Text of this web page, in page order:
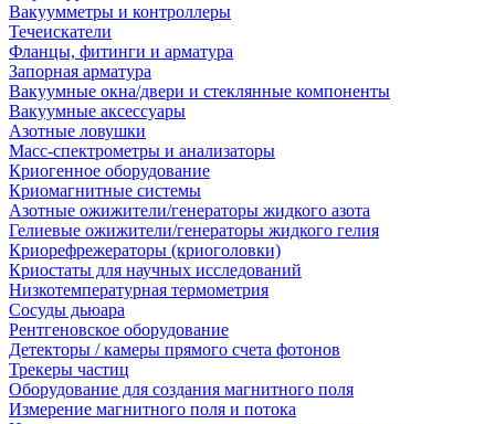
Вакуумметры и контроллеры
Течеискатели
Фланцы, фитинги и арматура
Запорная арматура
Вакуумные окна/двери и стеклянные компоненты
Вакуумные аксессуары
Азотные ловушки
Масс-спектрометры и анализаторы
Криогенное оборудование
Криомагнитные системы
Азотные ожижители/генераторы жидкого азота
Гелиевые ожижители/генераторы жидкого гелия
Криорефрежераторы (криоголовки)
Криостаты для научных исследований
Низкотемпературная термометрия
Сосуды дьюара
Рентгеновское оборудование
Детекторы / камеры прямого счета фотонов
Трекеры частиц
Оборудование для создания магнитного поля
Измерение магнитного поля и потока